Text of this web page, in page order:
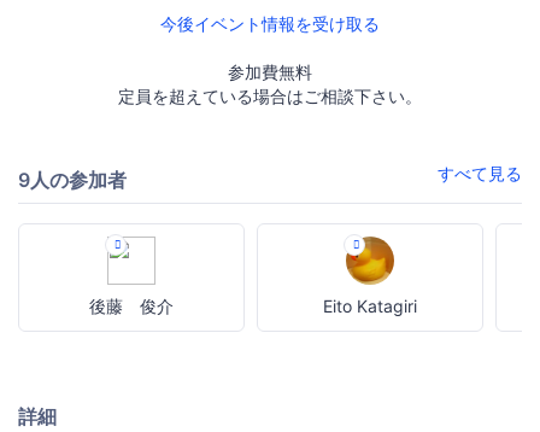
今後イベント情報を受け取る
参加費無料
定員を超えている場合はご相談下さい。
9人の参加者 すべて見る
後藤 俊介 Eito Katagiri
詳細